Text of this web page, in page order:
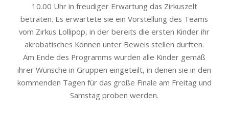
10.00 Uhr in freudiger Erwartung das Zirkuszelt
betraten. Es erwartete sie ein Vorstellung des Teams
vom Zirkus Lollipop, in der bereits die ersten Kinder ihr
akrobatisches Können unter Beweis stellen durften.
Am Ende des Programms wurden alle Kinder gemäß
ihrer Wünsche in Gruppen eingeteilt, in denen sie in den
kommenden Tagen für das große Finale am Freitag und
Samstag proben werden.